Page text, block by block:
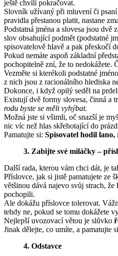
ještě chvíli pokračovat.
Slovník užívaný při mluvení či
pravidla přestanou platit, nastane
Podstatná jména a slovesa jsou
slov obsahující podmět (podstatné
spisovatelově hlavě a pak přeskočí
Pokud nemáte aspoň základní
pochopitelně zní, že to nedokážete.
Vezměte si kterékoli podstatné
z nich jsou z racionálního hlediska
Dokonce, i když opilý seděl na
Existují dvě formy slovesa, činná a
rodu byste se měli vyhýbat.
Možná jste si všimli, oč snazší je
nic víc než hlas skřehotající do
Pamatujte si: Spisovatel hodil lano,
3. Zabijte své miláčky –
Další rada, kterou vám chci dát, je
Příslovce, jak si jistě pamatujete ze
většinou dává najevo svůj strach,
pochopili.
Ale dokážu příslovce tolerovat.
tehdy ne, pokud se tomu dokážete
Nejlepší uvozovací větou je slůvko
Jinak dělejte, co umíte, a pamatujte
4. Odstavce